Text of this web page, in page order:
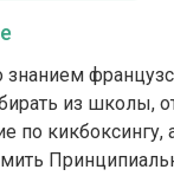
знанием
из школы,
по